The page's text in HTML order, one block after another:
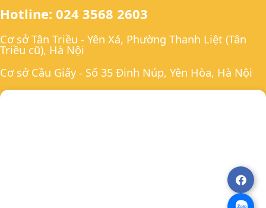
Hotline: 024 3568 2603
Cơ sở Tân Triều - Yên Xá, Phường Thanh Liệt (Tân
Triều cũ), Hà Nội
Cơ sở Cầu Giấy - Số 35 Đinh Núp, Yên Hòa, Hà Nội